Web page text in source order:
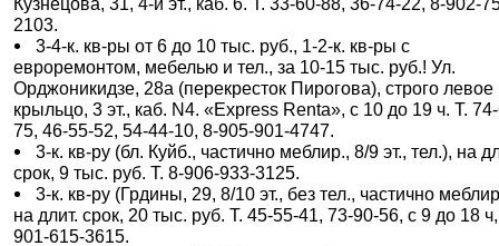
2103.
3-4-к. кв-ры от 6 до 10 тыс. руб., 1-2-к. кв-ры с
евроремонтом, мебелью и тел., за 10-15 тыс. руб.! Ул.
Орджоникидзе, 28а (перекресток Пирогова), строго левое
крыльцо, 3 эт., каб. N4. «Express Renta», с 10 до 19 ч. Т.
75, 46-55-52, 54-44-10, 8-905-901-4747.
3-к. кв-ру (бл. Куйб., частично меблир., 8/9 эт., тел.), на
срок, 9 тыс. руб. Т. 8-906-933-3125.
3-к. кв-ру (Грдины, 29, 8/10 эт., без тел., частично
на длит. срок, 20 тыс. руб. Т. 45-55-41, 73-90-56, с 9 до 18
901-615-3615.